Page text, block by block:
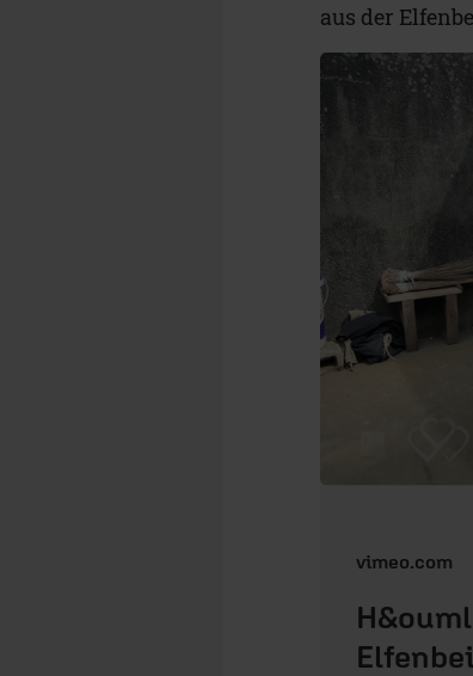
aus der
vimeo.com